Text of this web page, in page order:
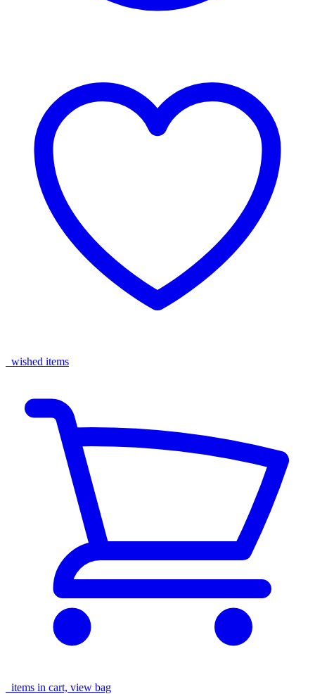
wished items
items in cart, view bag